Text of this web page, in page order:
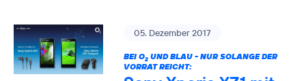
05. Dezember 2017
BEI O2UND BLAU - NUR SOLANGE DER
VORRAT REICHT: